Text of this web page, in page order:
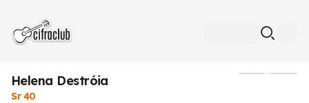
Helena Destróia
Sr 40